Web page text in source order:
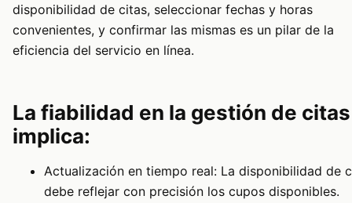
disponibilidad de citas, seleccionar fechas y horas
convenientes, y confirmar las mismas es un pilar de la
eficiencia del servicio en línea.
La fiabilidad en la gestión de citas
implica:
Actualización en tiempo real: La disponibilidad de
debe reflejar con precisión los cupos disponibles.